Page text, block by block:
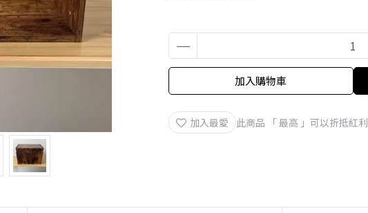
加入購物車
加入最愛 此商品 「 最高 」可以折抵紅利